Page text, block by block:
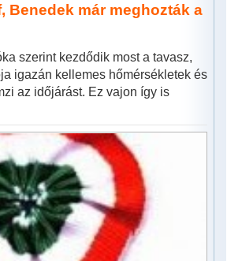
Benedek már meghozták a
szerint kezdődik most a tavasz,
igazán kellemes hőmérsékletek és
az időjárást. Ez vajon így is